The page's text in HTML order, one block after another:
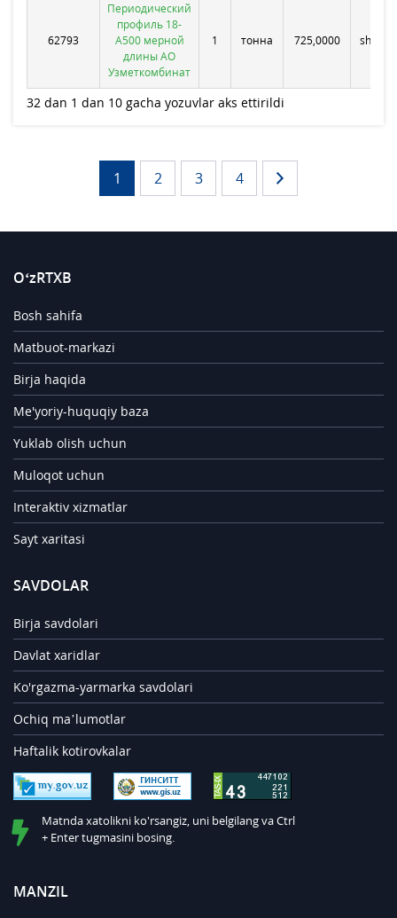
62793
Периодический
профиль 18-
А500 мерной
длины АО
Узметкомбинат
1 тонна 725,0000
32 dan 1 dan 10 gacha yozuvlar aks ettirildi
1 2 3 4
O‘zRTXB
Bosh sahifa
Matbuot-markazi
Birja haqida
Me'yoriy-huquqiy baza
Yuklab olish uchun
Muloqot uchun
Interaktiv xizmatlar
Sayt xaritasi
SAVDOLAR
Birja savdolari
Davlat xaridlar
Ko'rgazma-yarmarka savdolari
Ochiq ma’lumotlar
Haftalik kotirovkalar
Matnda xatolikni ko'rsangiz, uni belgilang va Ctrl
+ Enter tugmasini bosing.
MANZIL